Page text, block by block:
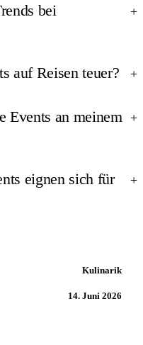
bei
+
auf Reisen teuer? +
Events an meinem
+
eignen sich für
+
Kulinarik
14. Juni 2026